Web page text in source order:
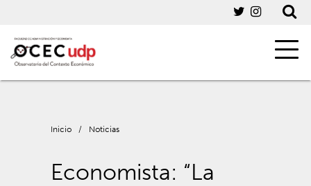
Inicio / Noticias
Economista: “La